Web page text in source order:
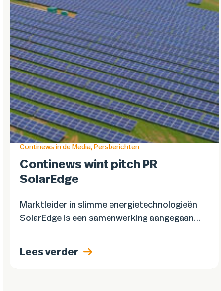
Continews in de Media, Persberichten
Continews wint pitch PR
SolarEdge
Marktleider in slimme energietechnologieën
SolarEdge is een samenwerking aangegaan
publicity rondom SolarEdge haar
Lees verder